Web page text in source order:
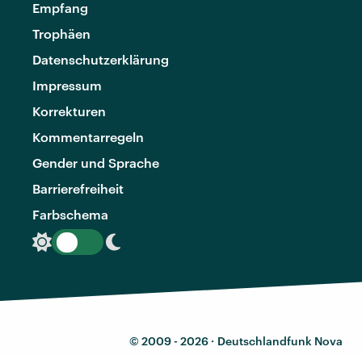
Empfang
Trophäen
Datenschutzerklärung
Impressum
Korrekturen
Kommentarregeln
Gender und Sprache
Barrierefreiheit
Farbschema
© 2009 - 2026 · Deutschlandfunk Nova